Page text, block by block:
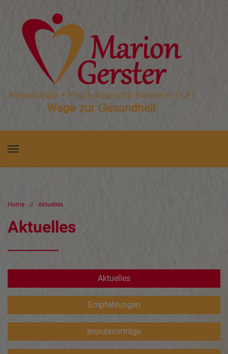
Home // Aktuelles
Aktuelles
Aktuelles
Empfehlungen
Impulsvorträge